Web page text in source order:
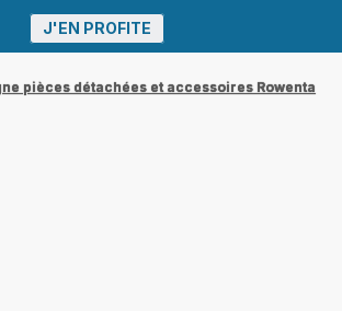
J'EN PROFITE
pièces détachées et accessoires Rowenta